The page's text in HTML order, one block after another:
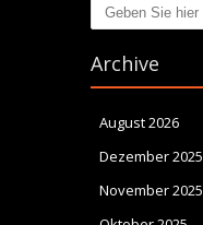
Suchen
Archive
August 2026
Dezember 2025
November 2025